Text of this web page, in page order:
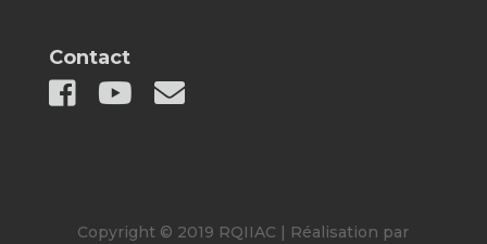
Contact
Copyright © 2019 RQIIAC | Réalisation par